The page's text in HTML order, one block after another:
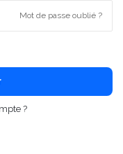
Mot de passe oublié ?
?